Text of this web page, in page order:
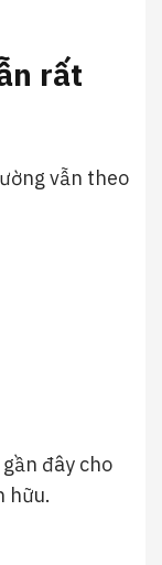
rất
vẫn theo
đây cho
hữu.